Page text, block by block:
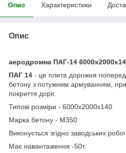
Опис Характеристики
Опис
аеродромна ПАГ-14
ПАГ 14 - це плита дорожня
бетону з потужним армуванням,
покриття доріг.
Типові розміри - 6000х2000х140
Марка бетону - М350
Виконується згідно заводських
Має навантаження -50т.